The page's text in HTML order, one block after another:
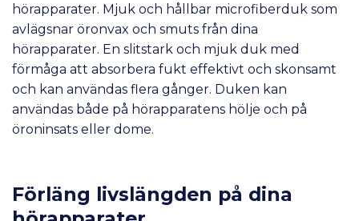
hörapparater. Mjuk och hållbar microfiberduk som
avlägsnar öronvax och smuts från dina
hörapparater. En slitstark och mjuk duk med
förmåga att absorbera fukt effektivt och skonsamt
och kan användas flera gånger. Duken kan
användas både på hörapparatens hölje och på
öroninsats eller dome.
Förläng livslängden på dina